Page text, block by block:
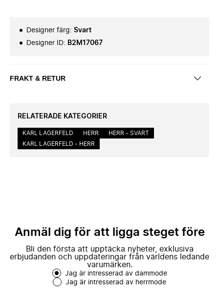
Designer färg: Svart
Designer ID: B2M17067
FRAKT & RETUR
RELATERADE KATEGORIER
KARL LAGERFELD HERR
HERR - SVART
KARL LAGERFELD - HERR
Anmäl dig för att ligga steget före
Bli den första att upptäcka nyheter, exklusiva
erbjudanden och uppdateringar från världens ledande
varumärken.
Jag är intresserad av dammode
Jag är intresserad av herrmode